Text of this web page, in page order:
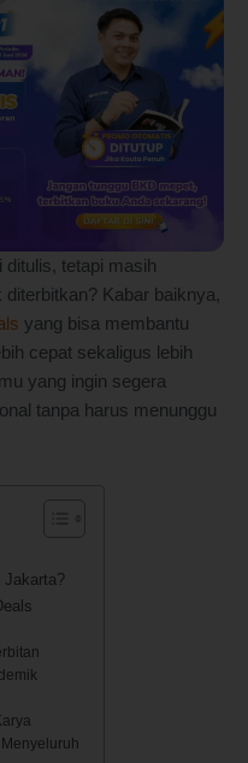
ditulis, tetapi masih
Kabar baiknya,
yang bisa membantu
cepat sekaligus lebih
yang ingin segera
tanpa harus menunggu
Jakarta?